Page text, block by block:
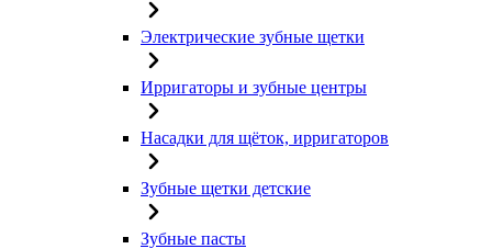
Электрические зубные щетки
Ирригаторы и зубные центры
Насадки для щёток, ирригаторов
Зубные щетки детские
Зубные пасты